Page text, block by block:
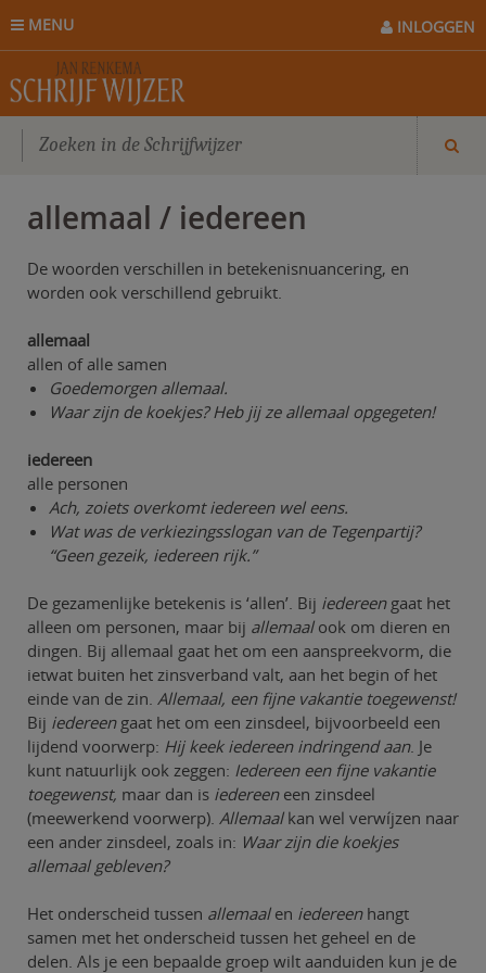
MENU INLOGGEN
allemaal / iedereen
De woorden verschillen in betekenisnuancering, en
worden ook verschillend gebruikt.
allemaal
allen of alle samen
Goedemorgen allemaal.
Waar zijn de koekjes? Heb jij ze allemaal opgegeten!
iedereen
alle personen
Ach, zoiets overkomt iedereen wel eens.
Wat was de verkiezingsslogan van de Tegenpartij?
“Geen gezeik, iedereen rijk.”
De gezamenlijke betekenis is ‘allen’. Bij iedereengaat het
alleen om personen, maar bij allemaalook om dieren en
dingen. Bij allemaal gaat het om een aanspreekvorm, die
ietwat buiten het zinsverband valt, aan het begin of het
einde van de zin. Allemaal, een fijne vakantie toegewenst!
Bij iedereengaat het om een zinsdeel, bijvoorbeeld een
lijdend voorwerp: Hij keek iedereen indringend aan. Je
kunt natuurlijk ook zeggen: Iedereen een fijne vakantie
toegewenst, maar dan is iedereeneen zinsdeel
(meewerkend voorwerp). Allemaalkan wel verwíjzen naar
een ander zinsdeel, zoals in: Waar zijn die koekjes
allemaal gebleven?
Het onderscheid tussen allemaalen iedereenhangt
samen met het onderscheid tussen het geheel en de
delen. Als je een bepaalde groep wilt aanduiden kun je de